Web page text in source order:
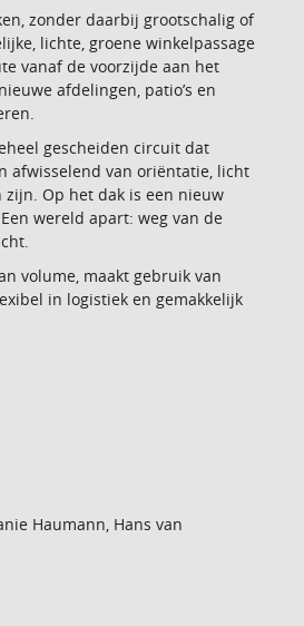
zonder daarbij grootschalig of
lichte, groene winkelpassage
vanaf de voorzijde aan het
afdelingen, patio’s en
gescheiden circuit dat
afwisselend van oriëntatie, licht
Op het dak is een nieuw
wereld apart: weg van de
volume, maakt gebruik van
in logistiek en gemakkelijk
Haumann, Hans van